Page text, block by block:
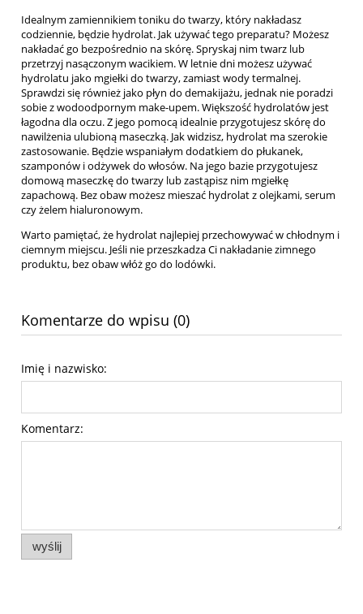
Idealnym zamiennikiem toniku do twarzy, który nakładasz
codziennie, będzie hydrolat. Jak używać tego preparatu? Możesz
nakładać go bezpośrednio na skórę. Spryskaj nim twarz lub
przetrzyj nasączonym wacikiem. W letnie dni możesz używać
hydrolatu jako mgiełki do twarzy, zamiast wody termalnej.
Sprawdzi się również jako płyn do demakijażu, jednak nie poradzi
sobie z wodoodpornym make-upem. Większość hydrolatów jest
łagodna dla oczu. Z jego pomocą idealnie przygotujesz skórę do
nawilżenia ulubioną maseczką. Jak widzisz, hydrolat ma szerokie
zastosowanie. Będzie wspaniałym dodatkiem do płukanek,
szamponów i odżywek do włosów. Na jego bazie przygotujesz
domową maseczkę do twarzy lub zastąpisz nim mgiełkę
zapachową. Bez obaw możesz mieszać hydrolat z olejkami, serum
czy żelem hialuronowym.
Warto pamiętać, że hydrolat najlepiej przechowywać w chłodnym i
ciemnym miejscu. Jeśli nie przeszkadza Ci nakładanie zimnego
produktu, bez obaw włóż go do lodówki.
Komentarze do wpisu (0)
Imię i nazwisko:
Komentarz:
wyślij